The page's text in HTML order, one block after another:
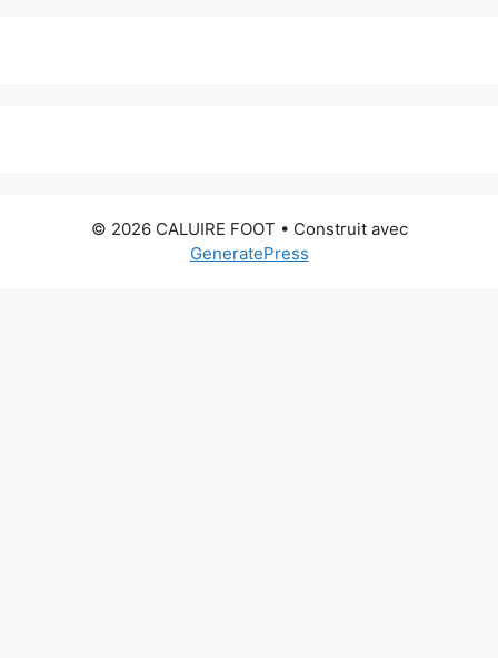
© 2026 CALUIRE FOOT • Construit avec
GeneratePress